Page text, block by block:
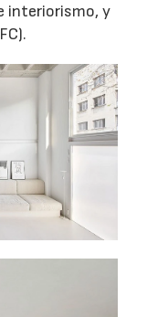
interiorismo, y